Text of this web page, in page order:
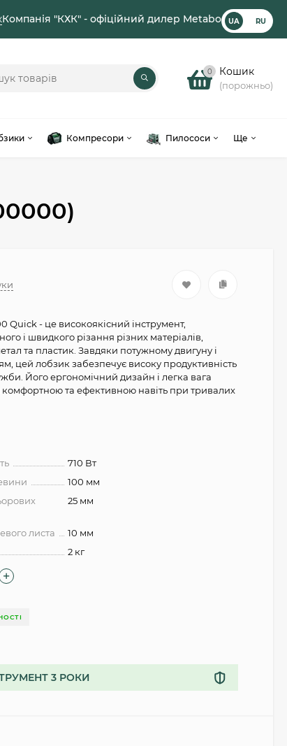
Компанія "КХК" - офіційний дилер Metabo UA RU
0 Кошик
(порожньо)
Компресори Пилососи Ще
Quick - це високоякісний інструмент,
і швидкого різання різних матеріалів,
та пластик. Завдяки потужному двигуну і
цей лобзик забезпечує високу продуктивність
Його ергономічний дизайн і легка вага
комфортною та ефективною навіть при тривалих
710 Вт
100 мм
25 мм
листа
10 мм
2 кг
3 РОКИ